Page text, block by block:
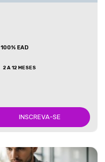
100% EAD
2 A 12 MESES
INSCREVA-SE